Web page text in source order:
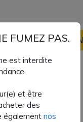
AJOUTER À MON
100% sécurisé
rapide
FUMEZ PAS.
est interdite
et être
des
également nos